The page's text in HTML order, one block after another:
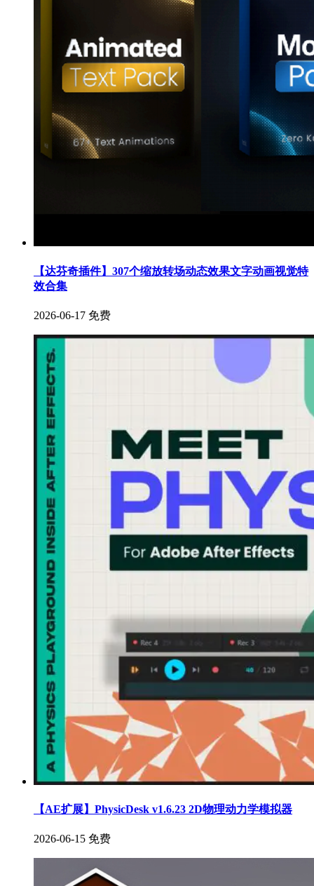
【达芬奇插件】307个缩放转场动态效果文字动画视觉特
效合集
2026-06-17 免费
【AE扩展】PhysicDesk v1.6.23 2D物理动力学模拟器
2026-06-15 免费